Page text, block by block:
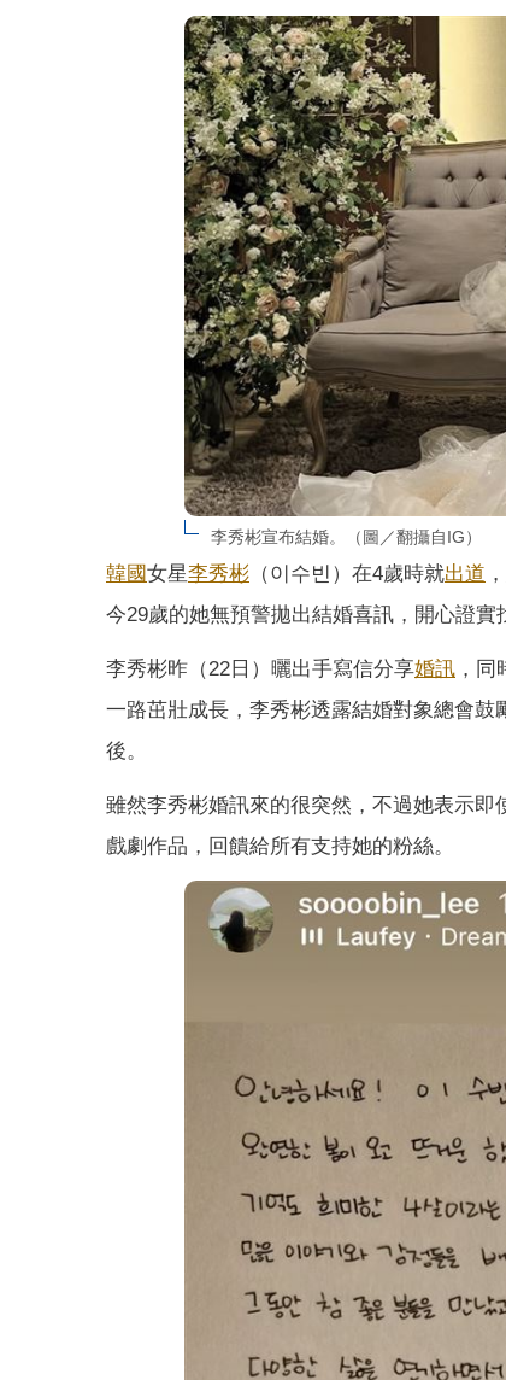
李秀彬宣布結婚。（圖／翻攝自IG）
韓國女星李秀彬 （이수빈）在4歲時就出道
今29歲的她無預警拋出結婚喜訊，開心證實
李秀彬昨（22日）曬出手寫信分享婚訊 ，
一路茁壯成長，李秀彬透露結婚對象總會
後。
雖然李秀彬婚訊來的很突然，不過她表示
戲劇作品，回饋給所有支持她的粉絲。